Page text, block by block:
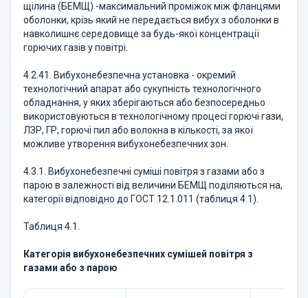
щілина (БЕМЩ) -максимальний проміжок між фланцями
оболонки, крізь який не передається вибух з оболонки в
навколишнє середовище за будь-якої концентрації
горючих газів у повітрі.
4.2.41. Вибухонебезпечна установка - окремий
технологічний апарат або сукупність технологічного
обладнання, у яких зберігаються або безпосередньо
використовуються в технологічному процесі горючі гази,
ЛЗР, ГР, горючі пил або волокна в кількості, за якої
можливе утворення вибухонебезпечних зон.
4.3.1. Вибухонебезпечні суміші повітря з газами або з
парою в залежності від величини БЕМЩ поділяються на,
категорії відповідно до ГОСТ 12.1.011 (таблиця 4.1).
Таблиця 4.1.
Категорія вибухонебезпечних сумішей повітря з
газами або з парою